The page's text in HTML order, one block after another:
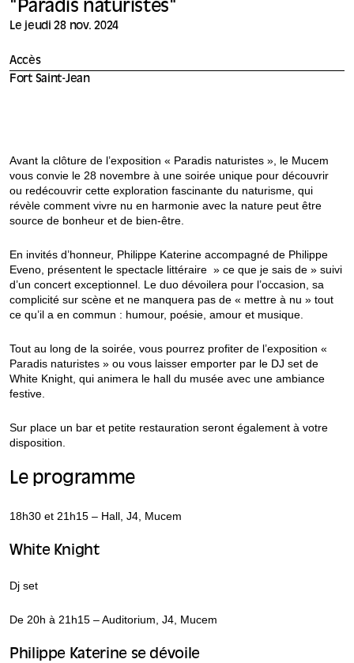
"Paradis naturistes"
Le jeudi 28 nov. 2024
Accès
Fort Saint-Jean
Avant la clôture de l’exposition « Paradis naturistes », le Mucem
vous convie le 28 novembre à une soirée unique pour découvrir
ou redécouvrir cette exploration fascinante du naturisme, qui
révèle comment vivre nu en harmonie avec la nature peut être
source de bonheur et de bien-être.
En invités d’honneur, Philippe Katerine accompagné de Philippe
Eveno, présentent le spectacle littéraire » ce que je sais de » suivi
d’un concert exceptionnel. Le duo dévoilera pour l’occasion, sa
complicité sur scène et ne manquera pas de « mettre à nu » tout
ce qu’il a en commun : humour, poésie, amour et musique.
Tout au long de la soirée, vous pourrez profiter de l’exposition «
Paradis naturistes » ou vous laisser emporter par le DJ set de
White Knight, qui animera le hall du musée avec une ambiance
festive.
Sur place un bar et petite restauration seront également à votre
disposition.
Le programme
18h30 et 21h15 – Hall, J4, Mucem
White Knight
Dj set
De 20h à 21h15 – Auditorium, J4, Mucem
Philippe Katerine se dévoile